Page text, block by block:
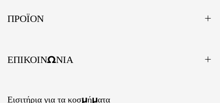
ΠΡΟΪΌΝ
ΕΠΙΚΟΙΝΩΝΊΑ
Εισιτήρια για τα κοσμήματα